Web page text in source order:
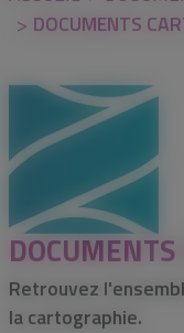
DOCUMENTS
Retrouvez
la cartographie.